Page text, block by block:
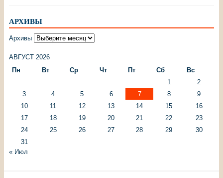
АРХИВЫ
Архивы
АВГУСТ 2026
Пн
Вт Ср Чт Пт Сб
Вс
1
2
3
4 5 6 7 8
9
10
11 12 13 14 15
16
17
18 19 20 21 22
23
24
25 26 27 28 29
30
31
« Июл